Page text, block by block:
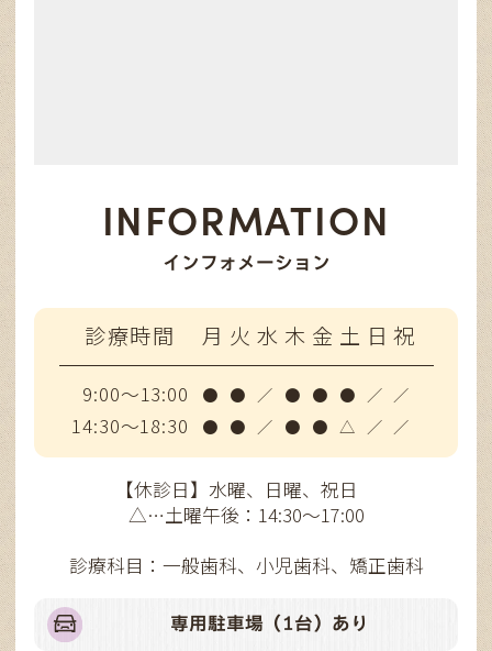
INFORMATION
インフォメーション
診療時間 月 火 水 木 金 土 日 祝
9:00～13:00 ● ● ／ ● ● ● ／ ／
14:30～18:30 ● ● ／ ● ● △ ／ ／
【休診日】水曜、日曜、祝日
△…土曜午後：14:30～17:00
診療科目：一般歯科、小児歯科、矯正歯科
専用駐車場（1台）あり